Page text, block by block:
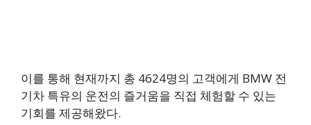
이를 통해 현재까지 총 4624명의 고객에게 BMW 전
기차 특유의 운전의 즐거움을 직접 체험할 수 있는
기회를 제공해왔다.